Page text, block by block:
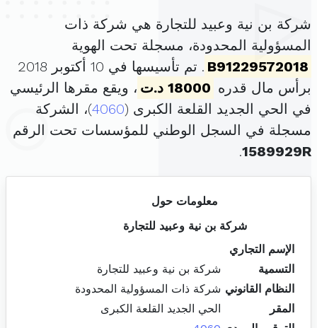
شركة بن نية وعبيد للتجارة هي شركة ذات
المسؤولية المحدودة، مسجلة تحت الهوية
B91229572018
. تم تأسيسها في 10 أكتوبر 2018
برأس مال قدره 18000 د.ت
، ويقع مقرها الرئيسي
في الحي الجديد القلعة الكبرى (4060)، الشركة
مسجلة في السجل الوطني للمؤسسات تحت الرقم
1589929R
.
معلومات حول
شركة بن نية وعبيد للتجارة
الإسم التجاري
التسمية
شركة بن نية وعبيد للتجارة
النظام القانوني شركة ذات المسؤولية المحدودة
المقر
الحي الجديد القلعة الكبرى